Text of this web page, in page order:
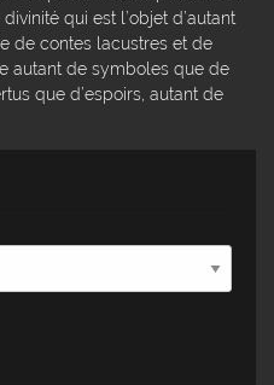
qui est l’objet d’autant
de contes lacustres et de
autant de symboles que de
que d’espoirs, autant de